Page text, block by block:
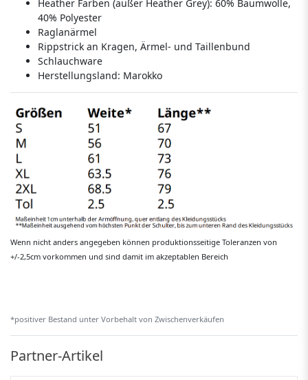
Heather Farben (außer Heather Grey): 60% Baumwolle,
40% Polyester
Raglanärmel
Rippstrick an Kragen, Ärmel- und Taillenbund
Schlauchware
Herstellungsland: Marokko
Wenn nicht anders angegeben können produktionsseitige Toleranzen von
+/-2,5cm vorkommen und sind damit im akzeptablen Bereich
*positiver Bestand unter Vorbehalt von Zwischenverkäufen
Partner-Artikel